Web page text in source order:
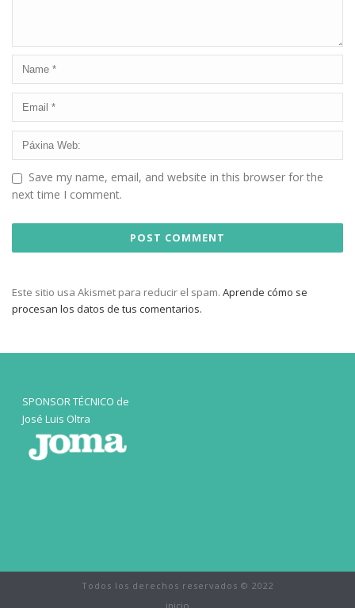
Save my name, email, and website in this browser for the
next time I comment.
Este sitio usa Akismet para reducir el spam. Aprende cómo se
procesan los datos de tus comentarios.
SPONSOR TÉCNICO de
José Luis Oltra
Todos los derechos reservados © 2022